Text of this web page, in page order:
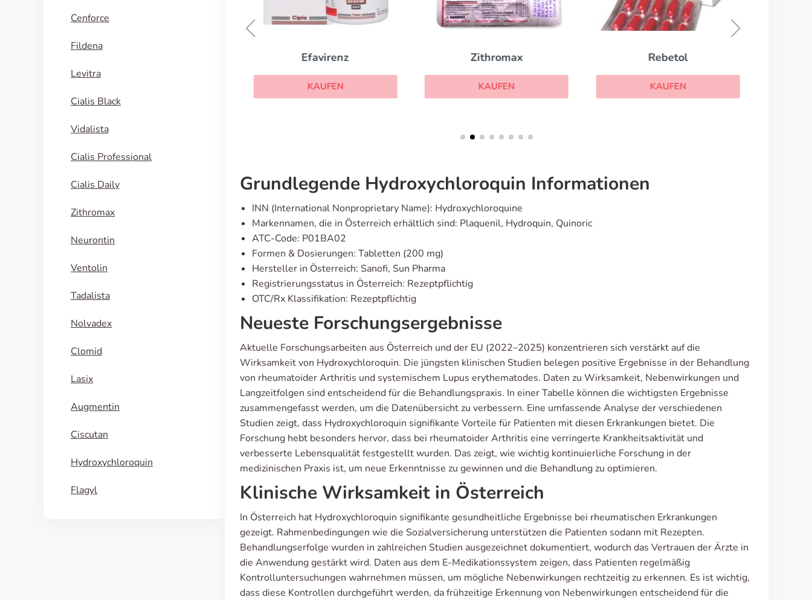
Cenforce
Fildena
Levitra
Cialis Black
Vidalista
Cialis Professional
Cialis Daily
Zithromax
Neurontin
Ventolin
Tadalista
Nolvadex
Clomid
Lasix
Augmentin
Ciscutan
Hydroxychloroquin
Flagyl
Efavirenz
KAUFEN
Zithromax
KAUFEN
Rebetol
KAUFEN
Grundlegende Hydroxychloroquin Informationen
INN (International Nonproprietary Name): Hydroxychloroquine
Markennamen, die in Österreich erhältlich sind: Plaquenil, Hydroquin, Quinoric
ATC-Code: P01BA02
Formen & Dosierungen: Tabletten (200 mg)
Hersteller in Österreich: Sanofi, Sun Pharma
Registrierungsstatus in Österreich: Rezeptpflichtig
OTC/Rx Klassifikation: Rezeptpflichtig
Neueste Forschungsergebnisse
Aktuelle Forschungsarbeiten aus Österreich und der EU (2022–2025) konzentrieren sich verstärkt auf die
Wirksamkeit von Hydroxychloroquin. Die jüngsten klinischen Studien belegen positive Ergebnisse in der Behandlung
von rheumatoider Arthritis und systemischem Lupus erythematodes. Daten zu Wirksamkeit, Nebenwirkungen und
Langzeitfolgen sind entscheidend für die Behandlungspraxis. In einer Tabelle können die wichtigsten Ergebnisse
zusammengefasst werden, um die Datenübersicht zu verbessern. Eine umfassende Analyse der verschiedenen
Studien zeigt, dass Hydroxychloroquin signifikante Vorteile für Patienten mit diesen Erkrankungen bietet. Die
Forschung hebt besonders hervor, dass bei rheumatoider Arthritis eine verringerte Krankheitsaktivität und
verbesserte Lebensqualität festgestellt wurden. Das zeigt, wie wichtig kontinuierliche Forschung in der
medizinischen Praxis ist, um neue Erkenntnisse zu gewinnen und die Behandlung zu optimieren.
Klinische Wirksamkeit in Österreich
In Österreich hat Hydroxychloroquin signifikante gesundheitliche Ergebnisse bei rheumatischen Erkrankungen
gezeigt. Rahmenbedingungen wie die Sozialversicherung unterstützen die Patienten sodann mit Rezepten.
Behandlungserfolge wurden in zahlreichen Studien ausgezeichnet dokumentiert, wodurch das Vertrauen der Ärzte in
die Anwendung gestärkt wird. Daten aus dem E-Medikationssystem zeigen, dass Patienten regelmäßig
Kontrolluntersuchungen wahrnehmen müssen, um mögliche Nebenwirkungen rechtzeitig zu erkennen. Es ist wichtig,
dass diese Kontrollen durchgeführt werden, da frühzeitige Erkennung von Nebenwirkungen entscheidend für die